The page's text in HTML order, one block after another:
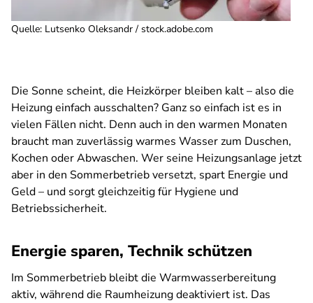
Quelle: Lutsenko Oleksandr / stock.adobe.com
Die Sonne scheint, die Heizkörper bleiben kalt – also die
Heizung einfach ausschalten? Ganz so einfach ist es in
vielen Fällen nicht. Denn auch in den warmen Monaten
braucht man zuverlässig warmes Wasser zum Duschen,
Kochen oder Abwaschen. Wer seine Heizungsanlage jetzt
aber in den Sommerbetrieb versetzt, spart Energie und
Geld – und sorgt gleichzeitig für Hygiene und
Betriebssicherheit.
Energie sparen, Technik schützen
Im Sommerbetrieb bleibt die Warmwasserbereitung
aktiv, während die Raumheizung deaktiviert ist. Das